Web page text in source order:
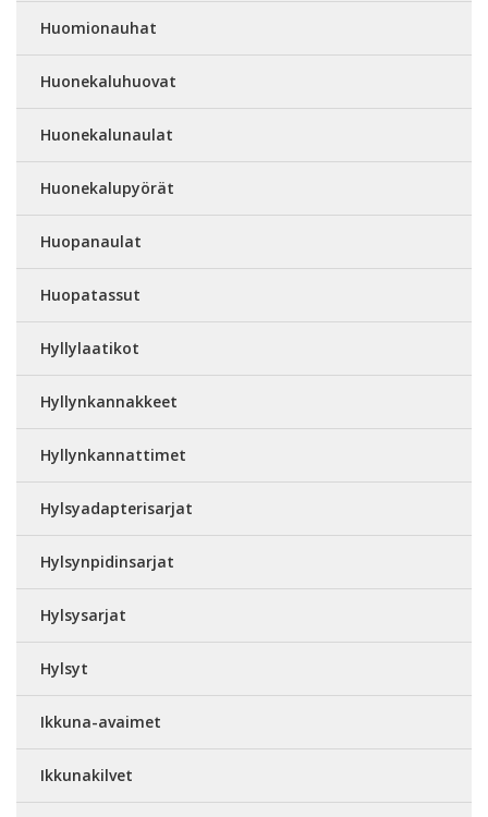
Huomionauhat
Huonekaluhuovat
Huonekalunaulat
Huonekalupyörät
Huopanaulat
Huopatassut
Hyllylaatikot
Hyllynkannakkeet
Hyllynkannattimet
Hylsyadapterisarjat
Hylsynpidinsarjat
Hylsysarjat
Hylsyt
Ikkuna-avaimet
Ikkunakilvet